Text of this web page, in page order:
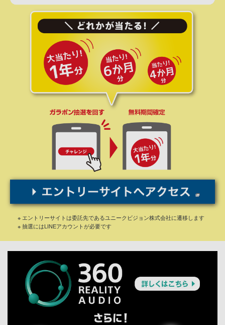
※ エントリーサイトは委託先であるユニークビジョン株式会社に遷移します
※ 抽選にはLINEアカウントが必要です